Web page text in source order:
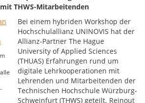
THWS-Mitarbeitenden
Bei einem hybriden Workshop der
Hochschulallianz UNINOVIS hat der
Allianz-Partner The Hague
University of Applied Sciences
(THUAS) Erfahrungen rund um
digitale Lehrkooperationen mit
Lehrenden und Mitarbeitenden der
Technischen Hochschule Würzburg-
Schweinfurt (THWS) geteilt. Reinout